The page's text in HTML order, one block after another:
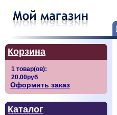
Корзина
Оформить заказ
Каталог